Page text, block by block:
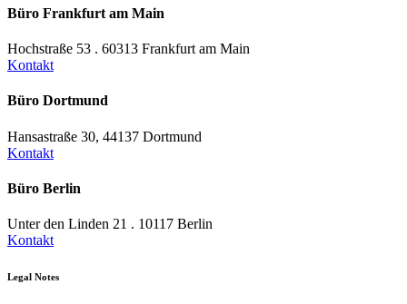
Büro Frankfurt am Main
Hochstraße 53 . 60313 Frankfurt am Main
Kontakt
Büro Dortmund
Hansastraße 30, 44137 Dortmund
Kontakt
Büro Berlin
Unter den Linden 21 . 10117 Berlin
Kontakt
Legal Notes